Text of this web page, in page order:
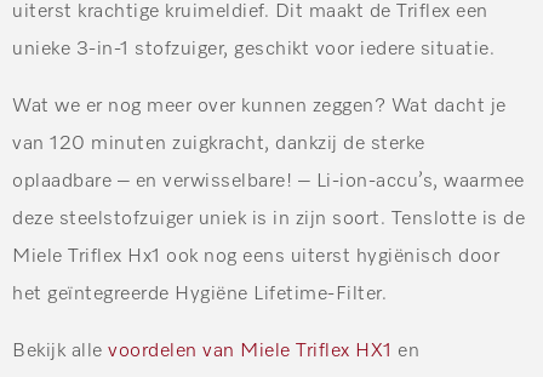
uiterst krachtige kruimeldief. Dit maakt de Triflex een
unieke 3-in-1 stofzuiger, geschikt voor iedere situatie.
Wat we er nog meer over kunnen zeggen? Wat dacht je
van 120 minuten zuigkracht, dankzij de sterke
oplaadbare – en verwisselbare! – Li-ion-accu’s, waarmee
deze steelstofzuiger uniek is in zijn soort. Tenslotte is de
Miele Triflex Hx1 ook nog eens uiterst hygiënisch door
het geïntegreerde Hygiëne Lifetime-Filter.
Bekijk alle voordelen van Miele Triflex HX1 en